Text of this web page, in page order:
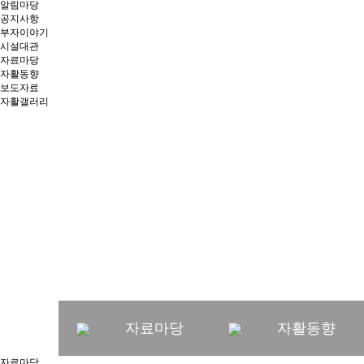
알림마당
공지사항
부자이야기
시설대관
자료마당
자활동향
보도자료
자활갤러리
자료마당 자활동향